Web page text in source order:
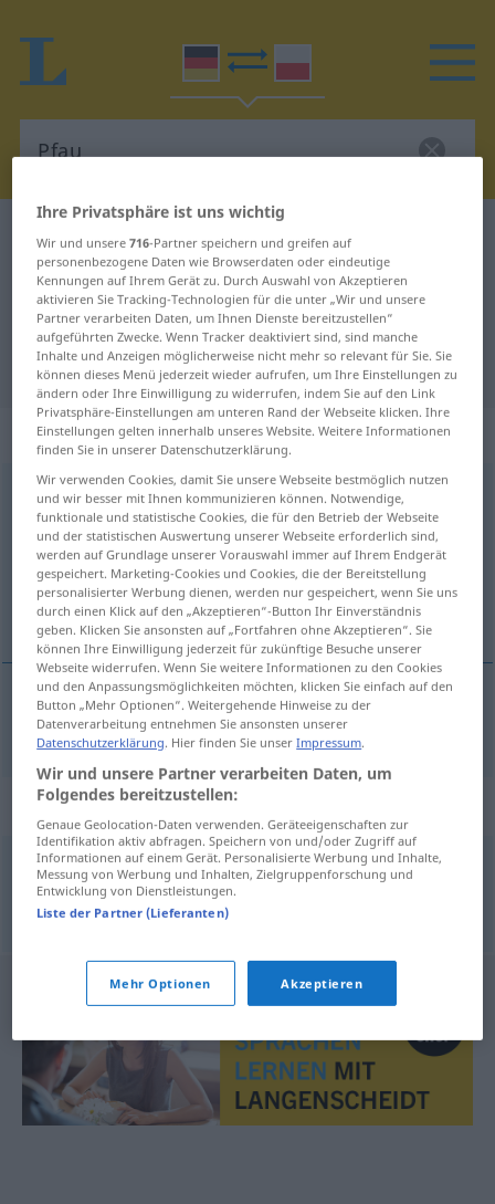
Deutsch-Polnisch Wörterbuch Pfau
Deutsch-Polnisch Übersetzung für
"Pfau"
"Pfau" Polnisch Übersetzung
„Pfau“: Maskulinum
Pfaum < -[e]s; -en>
Übersicht aller Übersetzungen
(Für mehr Details die Übersetzung anklicken/antippen)
paw
paw Pfau
Beispielsätze für "Pfau"
eitelwie ein Pfau
nadęty jakpaw
Ihre Privatsphäre ist uns wichtig
Wir und unsere716-Partner speichern und greifen auf
personenbezogene Daten wie Browserdaten oder eindeutige
Kennungen auf Ihrem Gerät zu. Durch Auswahl von Akzeptieren
aktivieren Sie Tracking-Technologien für die unter „Wir und unsere
Partner verarbeiten Daten, um Ihnen Dienste bereitzustellen“
aufgeführten Zwecke. Wenn Tracker deaktiviert sind, sind manche
Inhalte und Anzeigen möglicherweise nicht mehr so relevant für Sie. Sie
können dieses Menü jederzeit wieder aufrufen, um Ihre Einstellungen zu
ändern oder Ihre Einwilligung zu widerrufen, indem Sie auf den Link
Privatsphäre-Einstellungen am unteren Rand der Webseite klicken. Ihre
Einstellungen gelten innerhalb unseres Website. Weitere Informationen
finden Sie in unserer Datenschutzerklärung.
Wir verwenden Cookies, damit Sie unsere Webseite bestmöglich nutzen
und wir besser mit Ihnen kommunizieren können. Notwendige,
funktionale und statistische Cookies, die für den Betrieb der Webseite
und der statistischen Auswertung unserer Webseite erforderlich sind,
werden auf Grundlage unserer Vorauswahl immer auf Ihrem Endgerät
gespeichert. Marketing-Cookies und Cookies, die der Bereitstellung
personalisierter Werbung dienen, werden nur gespeichert, wenn Sie uns
durch einen Klick auf den „Akzeptieren“-Button Ihr Einverständnis
geben. Klicken Sie ansonsten auf „Fortfahren ohne Akzeptieren“. Sie
können Ihre Einwilligung jederzeit für zukünftige Besuche unserer
Webseite widerrufen. Wenn Sie weitere Informationen zu den Cookies
und den Anpassungsmöglichkeiten möchten, klicken Sie einfach auf den
Button „Mehr Optionen“. Weitergehende Hinweise zu der
Datenverarbeitung entnehmen Sie ansonsten unserer
Datenschutzerklärung. Hier finden Sie unserImpressum.
Wir und unsere Partner verarbeiten Daten, um
Folgendes bereitzustellen:
Genaue Geolocation-Daten verwenden. Geräteeigenschaften zur
Identifikation aktiv abfragen. Speichern von und/oder Zugriff auf
Informationen auf einem Gerät. Personalisierte Werbung und Inhalte,
Messung von Werbung und Inhalten, Zielgruppenforschung und
Entwicklung von Dienstleistungen.
Liste der Partner (Lieferanten)
Mehr Optionen Akzeptieren